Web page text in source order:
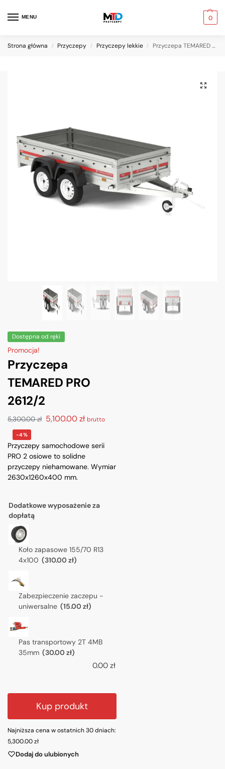
MENU 0
Strona główna / Przyczepy / Przyczepy lekkie / Przyczepa TEMARED PRO 2612/2
Dostępna od ręki
Promocja!
Przyczepa
TEMARED PRO
2612/2
5,300.00zł 5,100.00zł brutto
-4%
Przyczepy samochodowe serii
PRO 2 osiowe to solidne
przyczepy niehamowane. Wymiar
2630x1260x400 mm.
Dodatkowe wyposażenie za
dopłatą
Koło zapasowe 155/70 R13
4x100 (310.00 zł)
Zabezpieczenie zaczepu -
uniwersalne (15.00 zł)
Pas transportowy 2T 4MB
35mm (30.00 zł)
0.00zł
Kup produkt
Najniższa cena w ostatnich 30 dniach:
5,300.00zł
Dodaj do ulubionych